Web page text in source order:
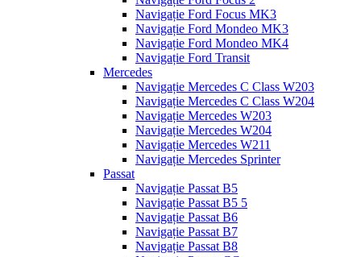
Navigație Ford Focus MK3
Navigație Ford Mondeo MK3
Navigație Ford Mondeo MK4
Navigație Ford Transit
Mercedes
Navigație Mercedes C Class W203
Navigație Mercedes C Class W204
Navigație Mercedes W203
Navigație Mercedes W204
Navigație Mercedes W211
Navigație Mercedes Sprinter
Passat
Navigație Passat B5
Navigație Passat B5 5
Navigație Passat B6
Navigație Passat B7
Navigație Passat B8